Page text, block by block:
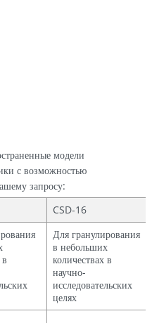
модели
с возможностью
запросу:
CSD-16
Для гранулирования
в небольших
количествах в
научно-
исследовательских
целях